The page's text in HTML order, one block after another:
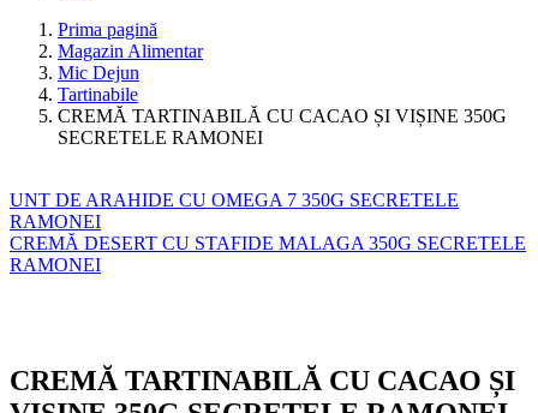
Prima pagină
Magazin Alimentar
Mic Dejun
Tartinabile
CREMĂ TARTINABILĂ CU CACAO ȘI VIȘINE 350G
SECRETELE RAMONEI
UNT DE ARAHIDE CU OMEGA 7 350G SECRETELE
RAMONEI
CREMĂ DESERT CU STAFIDE MALAGA 350G SECRETELE
RAMONEI
CREMĂ TARTINABILĂ CU CACAO ȘI